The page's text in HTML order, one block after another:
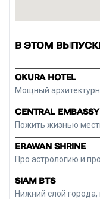
В ЭТОМ
OKURA HOTEL
Мощный
CENTRAL EMBASSY
Пожить жизнью
ERAWAN SHRINE
Про астрологию и
SIAM BTS
Нижний слой